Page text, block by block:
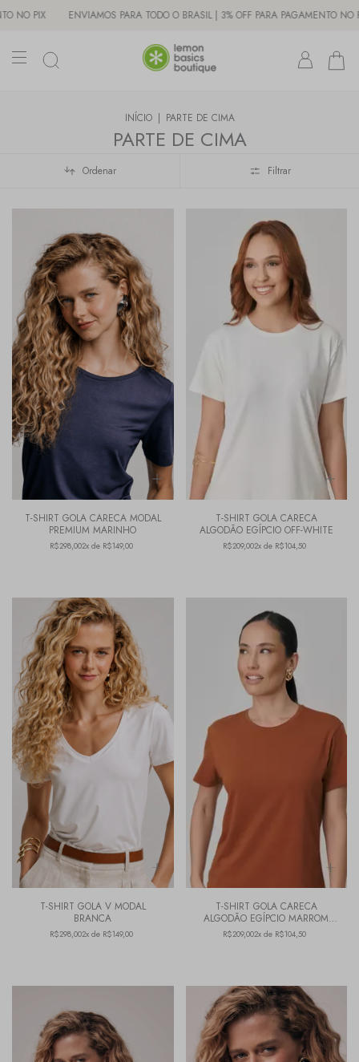
OFF PARA PAGAMENTO NO PIX ENVIAMOS PARA TODO O BRASIL | 3% OFF
INÍCIO | PARTE DE CIMA
PARTE DE CIMA
Ordenar Filtrar
T-SHIRT GOLA CARECA MODAL
PREMIUM MARINHO
R$298,002x de R$149,00
T-SHIRT GOLA CARECA
ALGODÃO EGÍPCIO OFF-WHITE
R$209,002x de R$104,50
T-SHIRT GOLA V MODAL
BRANCA
R$298,002x de R$149,00
T-SHIRT GOLA CARECA
ALGODÃO EGÍPCIO MARROM
TOFFEE
R$209,002x de R$104,50